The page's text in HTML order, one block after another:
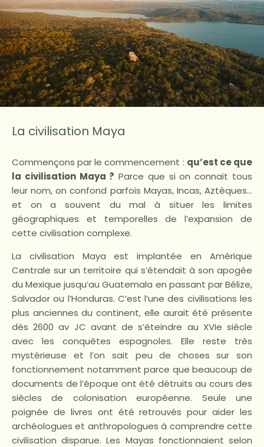
La civilisation Maya
Commençons par le commencement : qu’est ce que
la civilisation Maya ? Parce que si on connait tous
leur nom, on confond parfois Mayas, Incas, Aztèques…
et on a souvent du mal à situer les limites
géographiques et temporelles de l’expansion de
cette civilisation complexe.
La civilisation Maya est implantée en Amérique
Centrale sur un territoire qui s’étendait à son apogée
du Mexique jusqu’au Guatemala en passant par Bélize,
Salvador ou l’Honduras. C’est l’une des civilisations les
plus anciennes du continent, elle aurait été présente
dès 2600 av JC avant de s’éteindre au XVIe siècle
avec les conquêtes espagnoles. Elle reste très
mystérieuse et l’on sait peu de choses sur son
fonctionnement notamment parce que beaucoup de
documents de l’époque ont été détruits au cours des
siècles de colonisation européenne. Seule une
poignée de livres ont été retrouvés pour aider les
archéologues et anthropologues à comprendre cette
civilisation disparue. Les Mayas fonctionnaient selon